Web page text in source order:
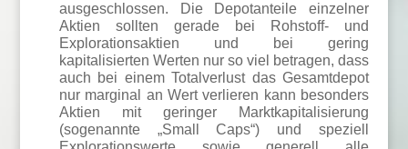
ausgeschlossen. Die Depotanteile einzelner
Aktien sollten gerade bei Rohstoff- und
Explorationsaktien und bei gering
kapitalisierten Werten nur so viel betragen, dass
auch bei einem Totalverlust das Gesamtdepot
nur marginal an Wert verlieren kann besonders
Aktien mit geringer Marktkapitalisierung
(sogenannte „Small Caps“) und speziell